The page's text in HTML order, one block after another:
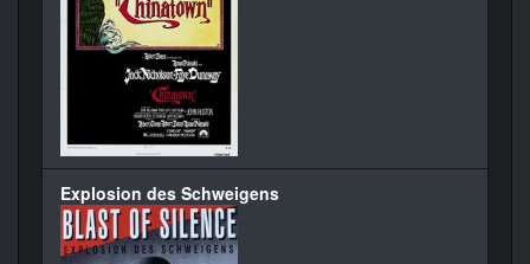
Explosion des Schweigens